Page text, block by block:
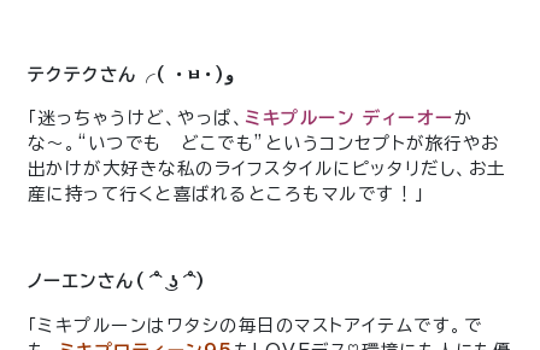
テクテクさん╭( ･ㅂ･)و
「迷っちゃうけど、やっぱ、 ミキプルーン ディーオーか
な〜。“いつでも どこでも”というコンセプトが旅行やお
出かけが大好きな私のライフスタイルにピッタリだし、お土
産に持って行くと喜ばれるところもマルです！」
ノーエンさん( ͡° ͜ʖ ͡°)
「ミキプルーンはワタシの毎日のマストアイテムです。で